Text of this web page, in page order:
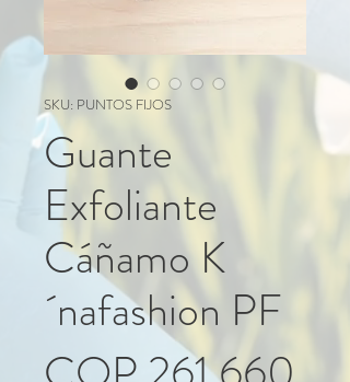
SKU: PUNTOS FIJOS
Guante
Exfoliante
Cáñamo K
´nafashion PF